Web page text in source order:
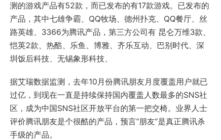
测的游戏产品有52款，而已发布的有17款游戏。已发布的
产品，其中七雄争霸、QQ牧场、德州扑克、QQ餐厅、丝
路英雄、3366为腾讯产品，第三方公司有 昆仑万维3款、
恺英2款、热酷、乐鱼、博雅、齐乐互动、巴别时代、深
圳饭后科技、无锡象形科技、
据艾瑞数据监测，去年10月份腾讯朋友月度覆盖用户就已
过亿，到现在一直是持续保持国内覆盖人数最多的SNS社
区，成为中国SNS社区开放平台的第一把交椅。业界人士
评价腾讯朋友是个很酷的产品，预言“朋友”是真正腾讯杀
手级的产品。